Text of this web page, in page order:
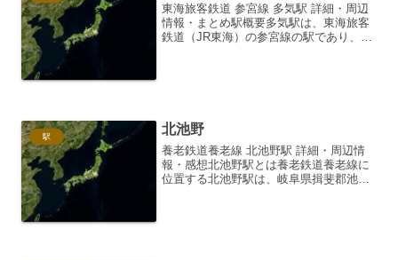
東海旅客鉄道 参宮線 多気駅 詳細・周辺
情報・まとめ駅概要多気駅は、東海旅客
鉄道（JR東海）の参宮線の駅であり、三
駅 北池野
養老鉄道養老線 北池野駅 詳細・周辺情
報・感想北池野駅とは養老鉄道養老線に
位置する北池野駅は、岐阜県揖斐郡池田